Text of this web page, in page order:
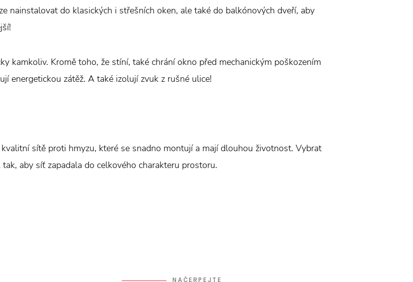
nainstalovat do klasických i střešních oken, ale také do balkónových dveří, aby
kamkoliv. Kromě toho, že stíní, také chrání okno před mechanickým poškozením
energetickou zátěž. A také izolují zvuk z rušné ulice!
sítě proti hmyzu, které se snadno montují a mají dlouhou životnost. Vybrat
aby síť zapadala do celkového charakteru prostoru.
NAČERPEJTE